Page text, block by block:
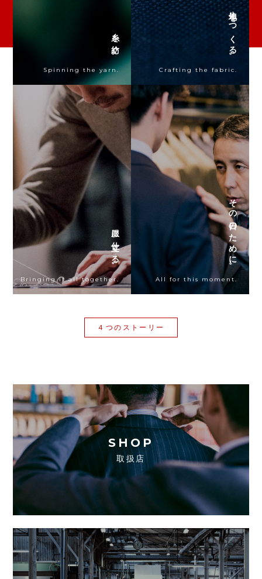
糸を紡ぐ。
Spinning the yarn.
生地をつくる。
Crafting the fabric.
服に仕立てる。
Bringing it all together.
その日のために。
All for this moment.
４つのストーリー
SHOP
取扱店